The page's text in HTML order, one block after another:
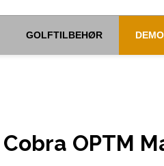
GOLFTILBEHØR
OPTM